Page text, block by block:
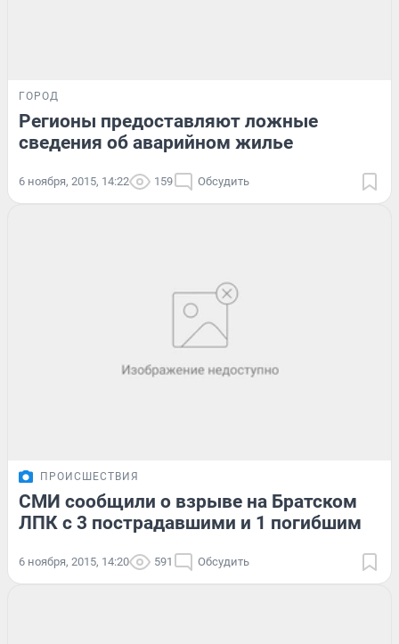
ГОРОД
Регионы предоставляют ложные
сведения об аварийном жилье
6 ноября, 2015, 14:22 159 Обсудить
ПРОИСШЕСТВИЯ
СМИ сообщили о взрыве на Братском
ЛПК с 3 пострадавшими и 1 погибшим
6 ноября, 2015, 14:20 591 Обсудить